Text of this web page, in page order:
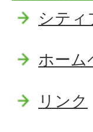
シティ
ホーム
リンク